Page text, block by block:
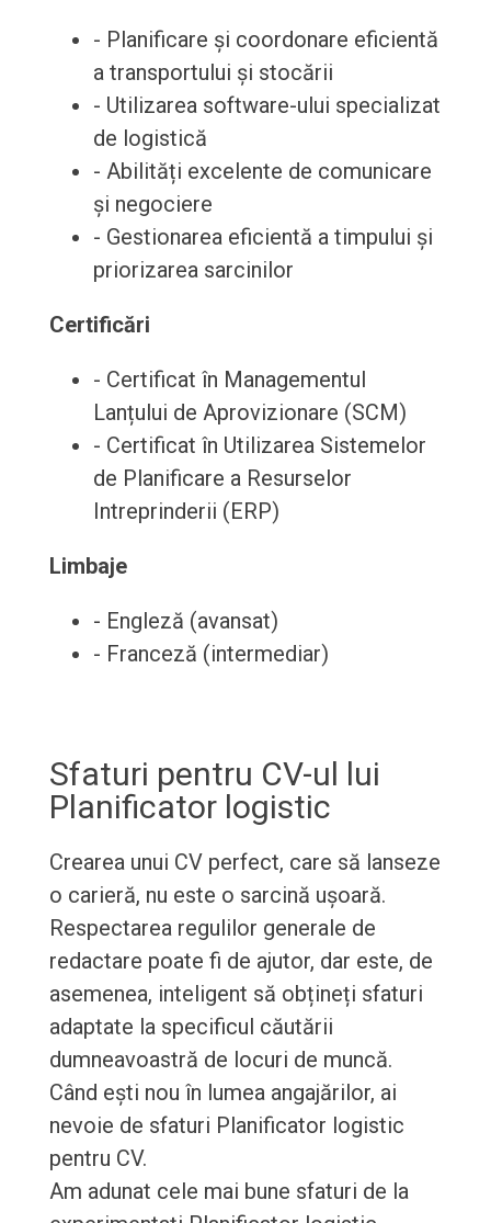
- Planificare și coordonare eficientă
a transportului și stocării
- Utilizarea software-ului specializat
de logistică
- Abilități excelente de comunicare
și negociere
- Gestionarea eficientă a timpului și
priorizarea sarcinilor
Certificări
- Certificat în Managementul
Lanțului de Aprovizionare (SCM)
- Certificat în Utilizarea Sistemelor
de Planificare a Resurselor
Intreprinderii (ERP)
Limbaje
- Engleză (avansat)
- Franceză (intermediar)
Sfaturi pentru CV-ul lui
Planificator logistic
Crearea unui CV perfect, care să lanseze
o carieră, nu este o sarcină ușoară.
Respectarea regulilor generale de
redactare poate fi de ajutor, dar este, de
asemenea, inteligent să obțineți sfaturi
adaptate la specificul căutării
dumneavoastră de locuri de muncă.
Când ești nou în lumea angajărilor, ai
nevoie de sfaturi Planificator logistic
pentru CV.
Am adunat cele mai bune sfaturi de la